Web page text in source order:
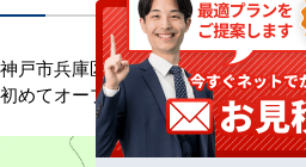
神戸市兵庫区のお客様へ業務用エア
初めてオープンしました。以来、皆